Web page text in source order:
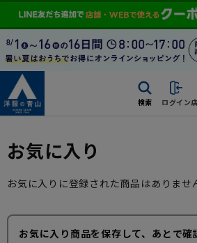
検索 ログイン
お気に入り
お気に入りに登録された商品はありませ
お気に入り商品を保存して、あとで確